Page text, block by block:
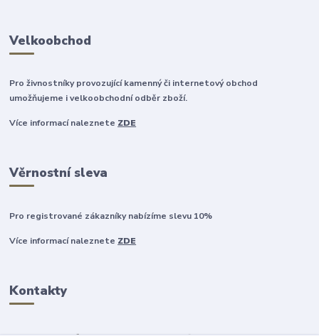
Velkoobchod
Pro živnostníky provozující kamenný či internetový obchod
umožňujeme i velkoobchodní odběr zboží.
Více informací naleznete ZDE
Věrnostní sleva
Pro registrované zákazníky nabízíme slevu 10%
Více informací naleznete ZDE
Kontakty